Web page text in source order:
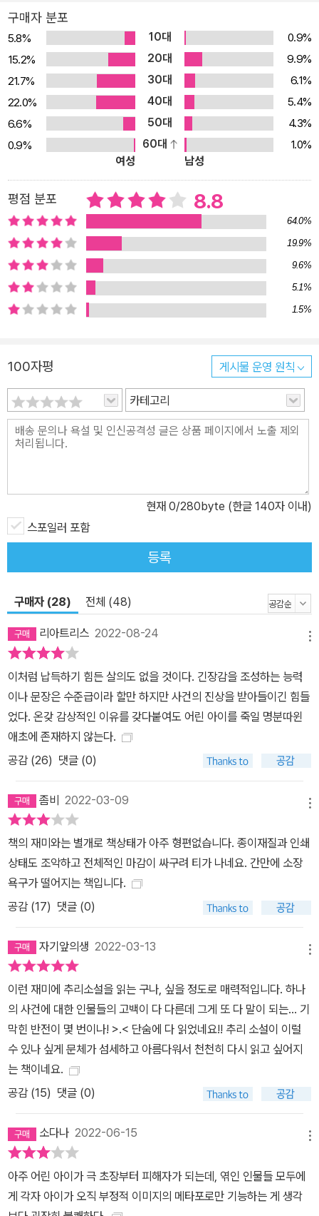
후를 보낸다. 하지만 며느리 사토코 여동생의 딸 나오코가 시체로 발
견되자 평범한 일상은 단번에 산산조각이 난다. 그러자 사토코의 입
에서 이렇게 진실이 새어 나온다. “이 집이 평범하고 평온했던 일은
한 번도 없었던 것이다. 모두가 그런 척했을 뿐이다.”(p.193) 거리낌
없이 불륜을 저지르고 전리품 삼아 아이를 낳는 여자, 아내의 불륜 사
실은 묵인한 채 자살을 시도하는 남자, 효부며 지혜로운 아내며 다정
한 엄마 역할이 지긋지긋한 여자, 수십 년 전 남태평양에서 저지른 살
인의 추억에 빠져 사는 남자까지, 보통 사람들로 보이는 일가족은 내
면에 욕망, 질투, 배신감, 복수심, 심지어 살의가 들끓는 남녀일 뿐이
다. 『백광』은 ‘평범’과 ‘평온’, ‘보통’과 ‘상식’이 얼마나 쉽게 깨지기 쉬
운 연약한 가면인지를 샅샅이 들추어낸다. 렌조 미키히코는 이러한
문제의식을 뛰어난 문학성과 특유의 매혹적인 작풍으로 유감없이 펼
쳐 보인다. “존재하는 것만으로도 남자를 충동질하는 몸, 제 몸이 명
령하는 대로 살아가는 뜨겁고 유연한 액체 유리”(p.225)로 묘사되는
인물 유키코는 도덕 혹은 윤리에 비해 욕망이 얼마나 강력한지를 상
기시킨다. 또한 살갗을 휘감는 한여름의 무더위, 남태평양 섬의 원색
참아내고 있는 위태롭고 어두운 욕망과 그로 인해 일그러진 내면을
감각적인 은유로 전달한다. 이런 미스터리를 읽고 싶었다! 치밀하게
설계된 트릭과 연쇄적 반전이 주는 충격적 쾌감 소설의 모든 요소에
트릭이 설계돼 있다면 믿을 수 있겠는가? 『백광』은 인물의 캐릭터 설
정, 인물의 발화, 상황에 대한 묘사, 사건의 전개 방식까지 ‘모든 것이
(남성)을 껴안고 싶어”(p.115)라고 말하며 유혹했던 다케히코가 “나
는 여자에게만 관심이 있는 남자야.” “네가 내 아내의 몸에서 맛본 쾌
락은 내게서 훔쳐 간 것이니까 짐승에게 폭행을 당하는 혐오스러운
방식으로 그 대가를 치러줬으면 하는데, 어때?”(p.115)라고 말하며
머로 살빛을 강조해서 보는 사람을 자극하려는 것 같았다”(p.95)라
는 식으로 독자가 예상할 수 있는 상상력의 범주를 가뿐히 뛰어넘는
다. 무엇보다도 혼을 쏙 빼놓는 것은 ‘고백’이라는 서술 기법을 통한
일곱 번의 연쇄적 반전이다. 진실을 토로하겠다며 고백하는 각각의
등장인물들. 하지만 그다음 인물의 고백을 들어보면 앞에서 들은 고
백은 단지 그 사람만의 진실, 혹은 그 사람을 위한 진실이었고, 오히려
거짓된 범인을 유추하게 하는 트릭이었음을 깨닫게 된다. 이렇듯 일
격으로 몰아넣는다. 독자의 예측을 유도하고 그 예측을 매번 뒤엎는
려고도 했지만, 살리려고도 했어요.” 진실은 이분법 너머에 있다 『백
광』은 반의어의 충돌로 가득하다. 선과 악, 죄와 벌, 사랑과 증오, 믿
음과 배신, 고백과 거짓말, 사람과 인형(사람인 척하는 사물), 치매와
치매인 척하기. 세상만사가 이분법으로 분명히 나뉜다면 혼돈은 없을
것이다. 하지만 이 소설은 모두가 별다른 의도가 없었음에도 죄를 짓
게 됨을 현실적으로 보여주며 독자를 섬뜩하게 만들고 혼돈에 빠뜨린
다. 상반되는 개념을 자유자재로 넘나드는 작가의 기교는 트릭이나
반전의 재미로만 쓰이는 것이 아니라 주제 의식으로까지 한 걸음 더
나아간다. 또한 이 소설은 좋은 사람, 나쁜 사람이라는 선입견을 여러
번 뒤엎으며 좋음과 나쁨의 경계를 허물고 나서 분명한 선악의 기준
을 생각해보게끔 만든다. 누군가에게는 선이 다른 이에게는 악이라
면, 무엇이 선이고 또 무엇이 악인가. “여름 한낮의 하얀 빛에 녹아들
어 내가 무슨 짓을 했는지도 지금껏 분명하게 생각나지 않”(p.168)는
것처럼 진실은 “탁한 유리창 몇 겹 너머에 놓고 바라보는 듯 희미”(p.
9)한 어떤 것일지도 모른다.
구매자 분포
5.8% 10대
0.9%
15.2%
20대
9.9%
21.7%
30대
6.1%
22.0%
40대
5.4%
6.6%
50대
4.3%
0.9%
60대
1.0%
여성
남성
평점 분포 8.8
64.0%
19.9%
9.6%
5.1%
1.5%
100자평 게시물 운영 원칙
카테고리
현재 0/280byte (한글 140자 이내)
스포일러 포함
등록
구매자 (28) 전체 (48)
리아트리스 2022-08-24
이처럼 납득하기 힘든 살의도 없을 것이다. 긴장감을 조성하는 능력
이나 문장은 수준급이라 할만 하지만 사건의 진상을 받아들이긴 힘들
었다. 온갖 감상적인 이유를 갖다붙여도 어린 아이를 죽일 명분따윈
애초에 존재하지 않는다.
공감 (26) 댓글 (0)
좀비 2022-03-09
책의 재미와는 별개로 책상태가 아주 형편없습니다. 종이재질과 인쇄
상태도 조악하고 전체적인 마감이 싸구려 티가 나네요. 간만에 소장
욕구가 떨어지는 책입니다.
공감 (17) 댓글 (0)
자기앞의생 2022-03-13
이런 재미에 추리소설을 읽는 구나, 싶을 정도로 매력적입니다. 하나
의 사건에 대한 인물들의 고백이 다 다른데 그게 또 다 말이 되는... 기
막힌 반전이 몇 번이나! >.< 단숨에 다 읽었네요!! 추리 소설이 이럴
수 있나 싶게 문체가 섬세하고 아름다워서 천천히 다시 읽고 싶어지
는 책이네요.
공감 (15) 댓글 (0)
소다나 2022-06-15
아주 어린 아이가 극 초장부터 피해자가 되는데, 엮인 인물들 모두에
게 각자 아이가 오직 부정적 이미지의 메타포로만 기능하는 게 생각